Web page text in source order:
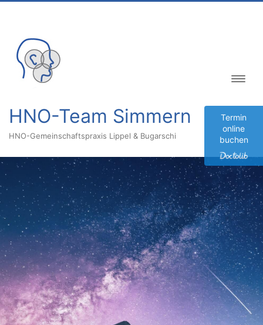
Termin
online
buchen
HNO-Team Simmern
HNO-Gemeinschaftspraxis Lippel & Bugarschi